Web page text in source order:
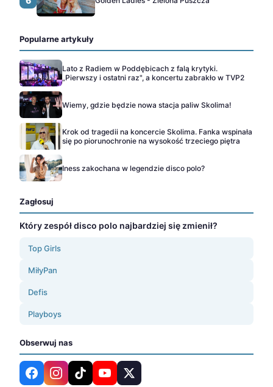
Popularne artykuły
Lato z Radiem w Poddębicach z falą krytyki.
„Pierwszy i ostatni raz", a koncertu zabrakło w TVP2
Wiemy, gdzie będzie nowa stacja paliw Skolima!
Krok od tragedii na koncercie Skolima. Fanka wspinała
się po piorunochronie na wysokość trzeciego piętra
Iness zakochana w legendzie disco polo?
Zagłosuj
Który zespół disco polo najbardziej się zmienił?
Top Girls
MiłyPan
Defis
Playboys
Obserwuj nas